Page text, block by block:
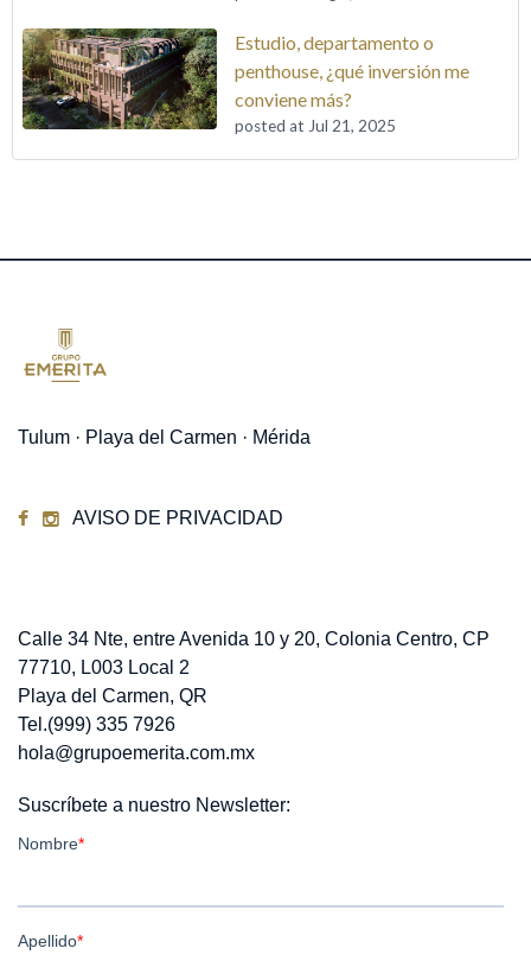
Estudio, departamento o
penthouse, ¿qué inversión me
conviene más?
posted at Jul 21, 2025
Tulum · Playa del Carmen · Mérida
AVISO DE PRIVACIDAD
Calle 34 Nte, entre Avenida 10 y 20, Colonia Centro, CP
77710, L003 Local 2
Playa del Carmen, QR
Tel.(999) 335 7926
hola@grupoemerita.com.mx
Suscríbete a nuestro Newsletter: